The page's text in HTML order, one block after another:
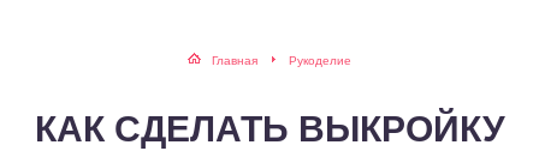
Главная Рукоделие
КАК СДЕЛАТЬ ВЫКРОЙКУ